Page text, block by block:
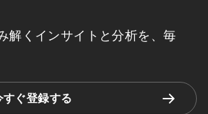
解くインサイトと分析を、毎
すぐ登録する